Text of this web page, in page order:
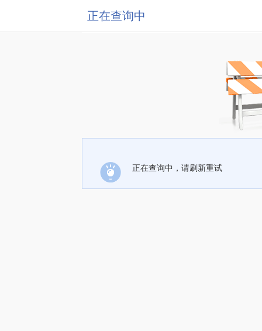
正在查询中
正在查询中，请刷新重试